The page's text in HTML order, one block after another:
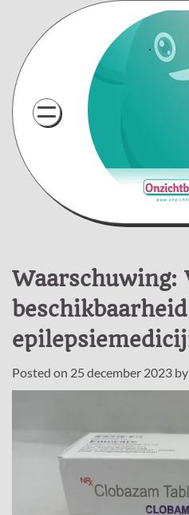
content
Waarschuwing:
beschikbaarheid
Posted on 25 december 2023 by